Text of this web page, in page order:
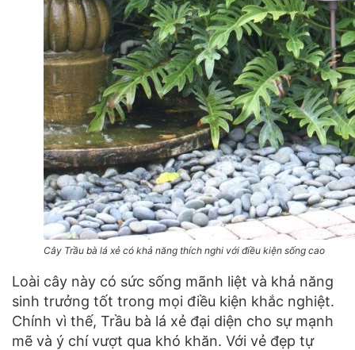
Cây Trầu bà lá xẻ có khả năng thích nghi với điều kiện sống cao
Loài cây này có sức sống mãnh liệt và khả năng
sinh trưởng tốt trong mọi điều kiện khắc nghiệt.
Chính vì thế, Trầu bà lá xẻ đại diện cho sự mạnh
mẽ và ý chí vượt qua khó khăn. Với vẻ đẹp tự